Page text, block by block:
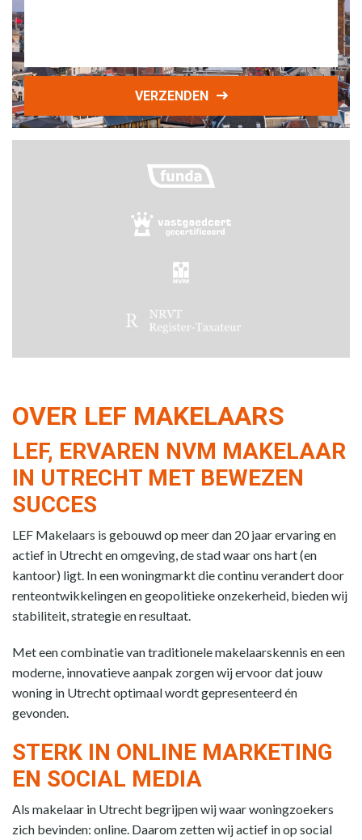
VERZENDEN
OVER LEF MAKELAARS
LEF, ERVAREN NVM MAKELAAR
IN UTRECHT MET BEWEZEN
SUCCES
LEF Makelaars is gebouwd op meer dan 20 jaar ervaring en
actief in Utrecht en omgeving, de stad waar ons hart (en
kantoor) ligt. In een woningmarkt die continu verandert door
renteontwikkelingen en geopolitieke onzekerheid, bieden wij
stabiliteit, strategie en resultaat.
Met een combinatie van traditionele makelaarskennis en een
moderne, innovatieve aanpak zorgen wij ervoor dat jouw
woning in Utrecht optimaal wordt gepresenteerd én
gevonden.
STERK IN ONLINE MARKETING
EN SOCIAL MEDIA
Als makelaar in Utrecht begrijpen wij waar woningzoekers
zich bevinden: online. Daarom zetten wij actief in op social